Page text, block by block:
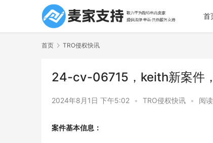
首
首页 TRO侵权快讯
24-cv-06715，keith新案件
2024年8月1日 下午5:02 • TRO侵权快讯 • 阅
案件基本信息：